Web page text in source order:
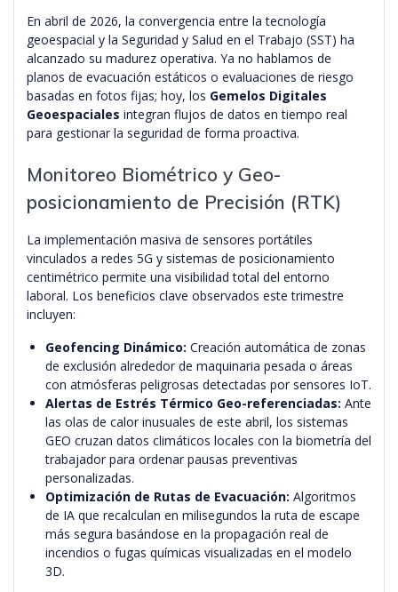
En abril de 2026, la convergencia entre la tecnología
geoespacial y la Seguridad y Salud en el Trabajo (SST) ha
alcanzado su madurez operativa. Ya no hablamos de
planos de evacuación estáticos o evaluaciones de riesgo
basadas en fotos fijas; hoy, los Gemelos Digitales
Geoespaciales integran flujos de datos en tiempo real
para gestionar la seguridad de forma proactiva.
Monitoreo Biométrico y Geo-
posicionamiento de Precisión (RTK)
La implementación masiva de sensores portátiles
vinculados a redes 5G y sistemas de posicionamiento
centimétrico permite una visibilidad total del entorno
laboral. Los beneficios clave observados este trimestre
incluyen:
Geofencing Dinámico: Creación automática de zonas
de exclusión alrededor de maquinaria pesada o áreas
con atmósferas peligrosas detectadas por sensores IoT.
Alertas de Estrés Térmico Geo-referenciadas: Ante
las olas de calor inusuales de este abril, los sistemas
GEO cruzan datos climáticos locales con la biometría del
trabajador para ordenar pausas preventivas
personalizadas.
Optimización de Rutas de Evacuación: Algoritmos
de IA que recalculan en milisegundos la ruta de escape
más segura basándose en la propagación real de
incendios o fugas químicas visualizadas en el modelo
3D.